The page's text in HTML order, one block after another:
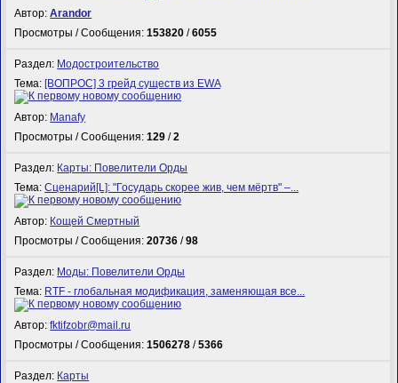
Автор:Arandor
Просмотры / Сообщения:153820 /6055
Раздел: Модостроительство
Тема: [ВОПРОС] 3 грейд существ из EWA
Автор: Manafy
Просмотры / Сообщения:129 /2
Раздел: Карты: Повелители Орды
Тема:Сценарий[L]: "Государь скорее жив, чем мёртв" –...
Автор: Кощей Смертный
Просмотры / Сообщения:20736 /98
Раздел: Моды: Повелители Орды
Тема: RTF - глобальная модификация, заменяющая все...
Автор:fktifzobr@mail.ru
Просмотры / Сообщения:1506278 /5366
Раздел: Карты